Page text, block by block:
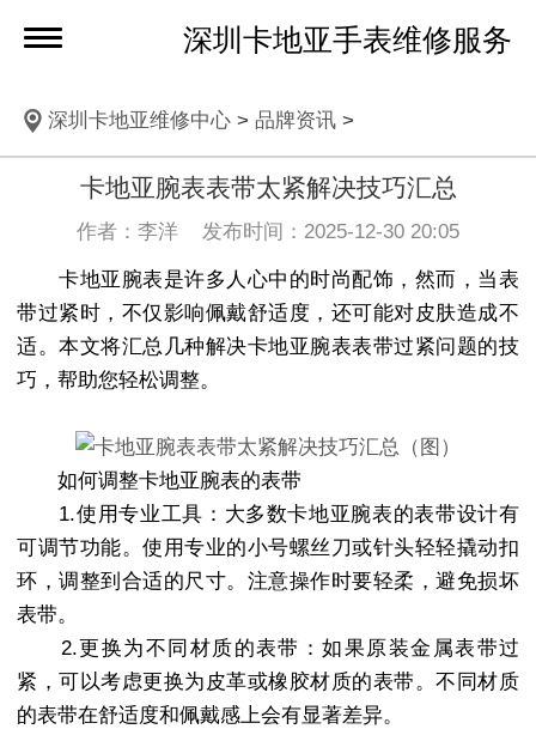
深圳卡地亚手表维修服务
深圳卡地亚维修中心> 品牌资讯>
卡地亚腕表表带太紧解决技巧汇总
作者：李洋 发布时间：2025-12-30 20:05
卡地亚腕表是许多人心中的时尚配饰，然而，当表
带过紧时，不仅影响佩戴舒适度，还可能对皮肤造成不
适。本文将汇总几种解决卡地亚腕表表带过紧问题的技
巧，帮助您轻松调整。
如何调整卡地亚腕表的表带
1.使用专业工具：大多数卡地亚腕表的表带设计有
可调节功能。使用专业的小号螺丝刀或针头轻轻撬动扣
环，调整到合适的尺寸。注意操作时要轻柔，避免损坏
表带。
2.更换为不同材质的表带：如果原装金属表带过
紧，可以考虑更换为皮革或橡胶材质的表带。不同材质
的表带在舒适度和佩戴感上会有显著差异。